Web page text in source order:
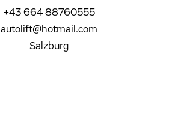
+43 664 88760555
autolift@hotmail.com
Salzburg